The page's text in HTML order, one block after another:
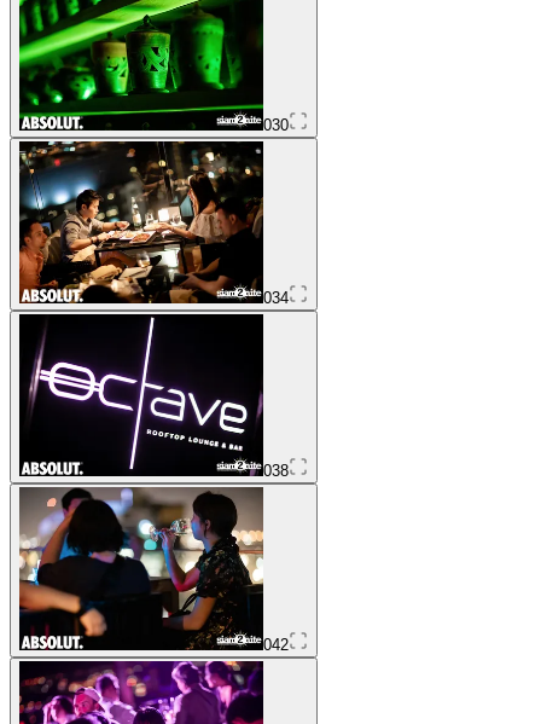
030
034
038
042